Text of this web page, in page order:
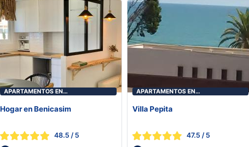
APARTAMENTOS EN
Hogar en Benicasim
48.5 / 5
APARTAMENTOS EN
Villa Pepita
47.5 / 5